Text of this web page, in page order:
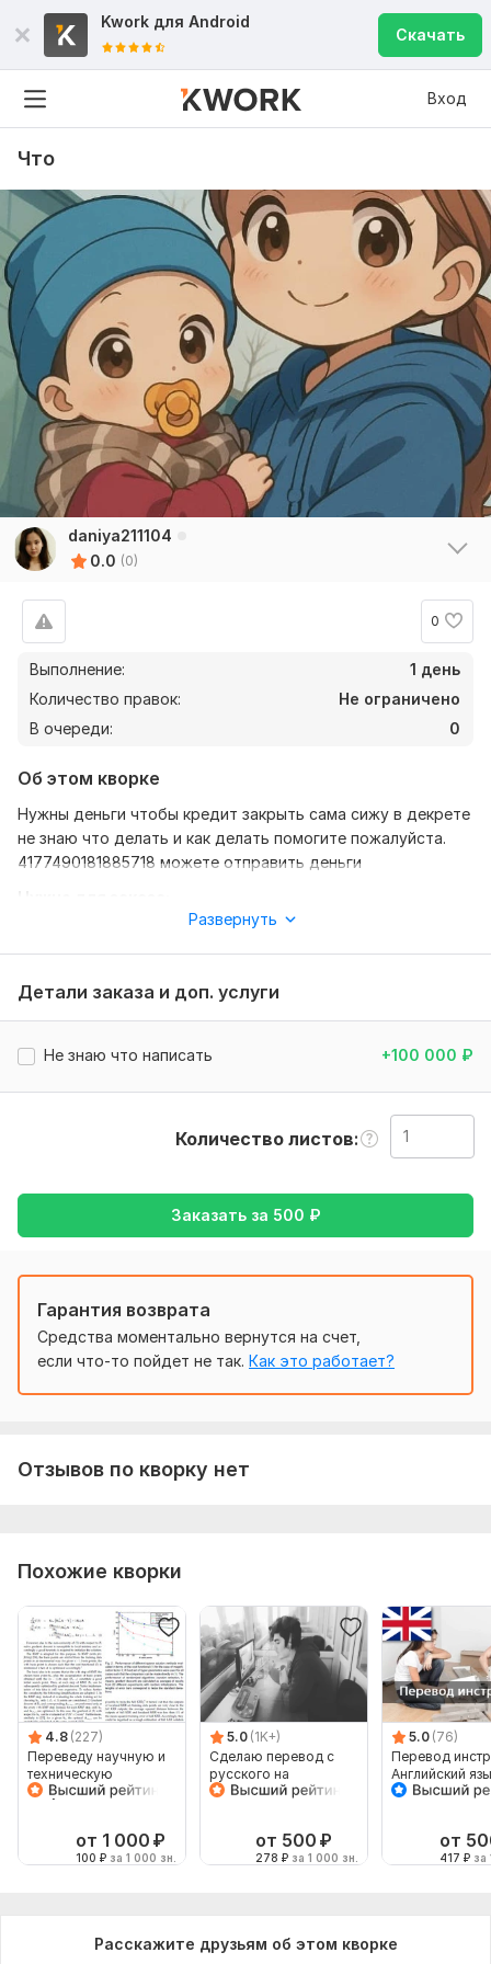
Kwork для Android
Скачать
Вход
Что
daniya211104
0.0 (0)
0
Выполнение:
1 день
Количество правок:
Не ограничено
В очереди:
0
Об этом кворке
Нужны деньги чтобы кредит закрыть сама сижу в декрете
не знаю что делать и как делать помогите пожалуйста.
4177490181885718 можете отправить деньги
Мне нужно помощь пожалуйста помогите собрать деньги
100тыс
. Минимум реквизит: 4177490181885718
Меня зовут Гулира
Тематика: Красота и мода, Культура и искусство,Отдых
с Русского на Киргизский
Объем услуги в кворке: 1 лист
Развернуть
Детали заказа и доп. услуги
Не знаю что написать +100 000 ₽
Количество листов
Заказать за 500 ₽
Гарантия возврата
Средства моментально вернутся на счет,
если что-то пойдет не так. Как это работает?
Отзывов по кворку нет
Похожие кворки
4.8 (227)
Переведу научную и
техническую
документацию с
от 1 000 ₽
100 ₽ за 1 000 зн.
5.0 (1K+)
Сделаю перевод с
русского на
английский и
от 500 ₽
278 ₽ за 1 000 зн.
5.0 (76)
Перевод
Английский
от
417 ₽ за
Расскажите друзьям об этом кворке